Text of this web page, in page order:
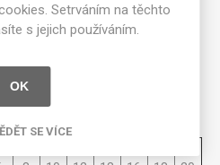
Red o rozměrech
x 1525 mm
Setrváním na těchto
s jejich používáním.
OK
SE VÍCE